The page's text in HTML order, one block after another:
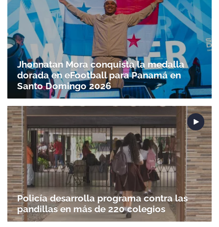
Jhonnatan Mora conquista la medalla
dorada en eFootball para Panamá en
Santo Doming­o 2026
Policía desarrolla programa contra las
pandillas en más de 220 colegios